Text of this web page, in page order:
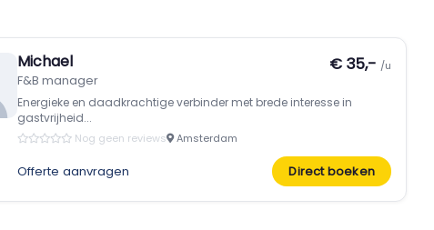
Michael
F&B manager
€ 35,- /u
Energieke en daadkrachtige verbinder met brede interesse in
gastvrijheid...
Nog geen reviews Amsterdam
Offerte aanvragen Direct boeken